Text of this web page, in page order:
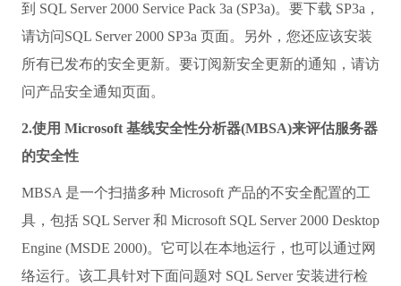
到 SQL Server 2000 Service Pack 3a (SP3a)。要下载 SP3a，
请访问SQL Server 2000 SP3a 页面。另外，您还应该安装
所有已发布的安全更新。要订阅新安全更新的通知，请访
问产品安全通知页面。
2.使用 Microsoft 基线安全性分析器(MBSA)来评估服务器
的安全性
MBSA 是一个扫描多种 Microsoft 产品的不安全配置的工
具，包括 SQL Server 和 Microsoft SQL Server 2000 Desktop
Engine (MSDE 2000)。它可以在本地运行，也可以通过网
络运行。该工具针对下面问题对 SQL Server 安装进行检